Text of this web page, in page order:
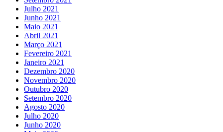
Julho 2021
Junho 2021
Maio 2021
Abril 2021
Março 2021
Fevereiro 2021
Janeiro 2021
Dezembro 2020
Novembro 2020
Outubro 2020
Setembro 2020
Agosto 2020
Julho 2020
Junho 2020